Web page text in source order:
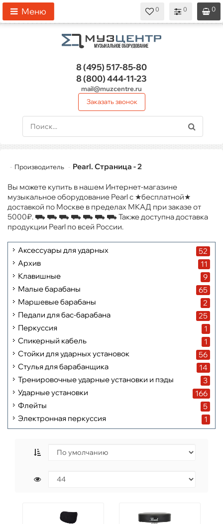
0
0
0
Меню
8 (495)517-85-80
8 (800)444-11-23
mail@muzcentre.ru
Заказать звонок
Производитель Pearl. Страница - 2
Вы можете купить в нашем Интернет-магазине
музыкальное оборудование Pearl с ★бесплатной★
доставкой по Москве в пределах МКАД при заказе от
5000₽. ⛟ ⛟ ⛟ ⛟ ⛟ ⛟ ⛟ Также доступна доставка
продукции Pearl по всей России.
Аксессуары для ударных
52
Архив
11
Клавишные
9
Малые барабаны
65
Маршевые барабаны
2
Педали для бас-барабана
25
Перкуссия
1
Спикерный кабель
1
Стойки для ударных установок
56
Стулья для барабанщика
14
Тренировочные ударные установки и пэды
3
Ударные установки
166
Флейты
5
Электронная перкуссия
1